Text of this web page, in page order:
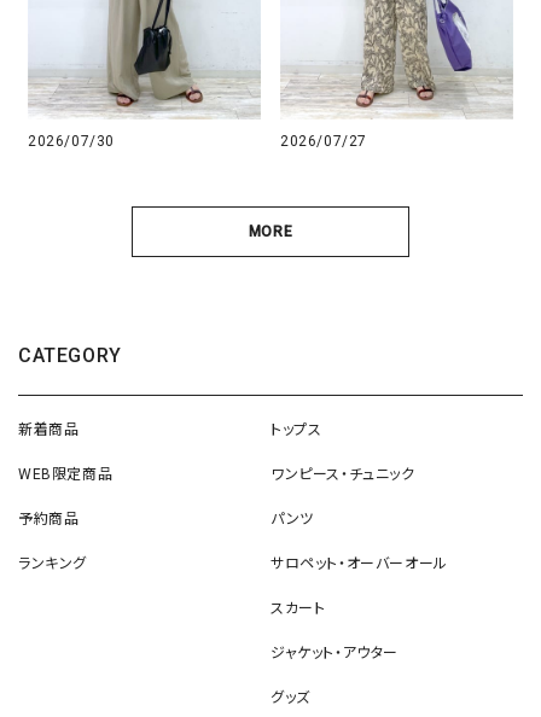
2026/07/30 2026/07/27
MORE
CATEGORY
新着商品
WEB限定商品
予約商品
ランキング
トップス
ワンピース・チュニック
パンツ
サロペット・オーバーオール
スカート
ジャケット・アウター
グッズ